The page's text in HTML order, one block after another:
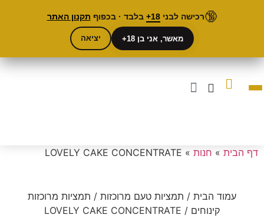
משלוח חינם החל בקנייה מעל 450₪.
MINI-CHEF
דף הבית » חנות »
LOVELY CAKE CONCENTRATE
עמוד הבית / תמציות טעם מרוכזות / תמציות מרוכזות
קינוחים / LOVELY CAKE CONCENTRATE
🔞רכישה לבני18+ בלבד · בכפוף תקנון האתר
מאשר, אני בן 18+ יציאה